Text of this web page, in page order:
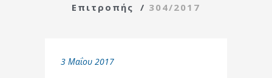
Επιτροπής
/ 304/2017
3 Μαΐου 2017